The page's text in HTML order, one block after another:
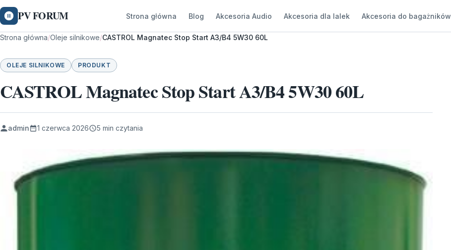
PV FORUM Strona główna Blog Akcesoria Audio Akcesoria dla lalek Akcesoria do bagażników
Strona główna/Oleje silnikowe/CASTROL Magnatec Stop Start A3/B4 5W30 60L
OLEJE SILNIKOWE PRODUKT
CASTROL Magnatec Stop Start A3/B4 5W30 60L
admin 1 czerwca 2026 5 min czytania